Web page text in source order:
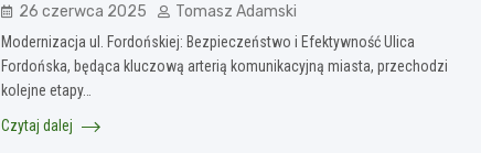
26 czerwca 2025 Tomasz Adamski
Modernizacja ul. Fordońskiej: Bezpieczeństwo i Efektywność Ulica
Fordońska, będąca kluczową arterią komunikacyjną miasta, przechodzi
kolejne etapy…
Czytaj dalej